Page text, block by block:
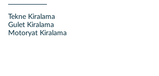
Tekne Kiralama
Gulet Kiralama
Motoryat Kiralama